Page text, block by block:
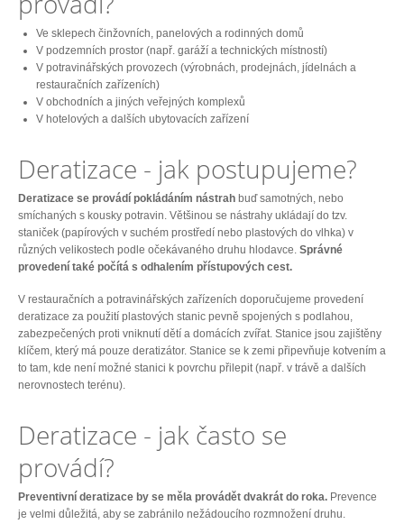
Ve sklepech činžovních, panelových a rodinných domů
V podzemních prostor (např. garáží a technických místností)
V potravinářských provozech (výrobnách, prodejnách, jídelnách a
restauračních zařízeních)
V obchodních a jiných veřejných komplexů
V hotelových a dalších ubytovacích zařízení
Deratizace - jak postupujeme?
Deratizace se provádí pokládáním nástrah buď samotných, nebo
smíchaných s kousky potravin. Většinou se nástrahy ukládají do tzv.
staniček (papírových v suchém prostředí nebo plastových do vlhka) v
různých velikostech podle očekávaného druhu hlodavce. Správné
provedení také počítá s odhalením přístupových cest.
V restauračních a potravinářských zařízeních doporučujeme provedení
deratizace za použití plastových stanic pevně spojených s podlahou,
zabezpečených proti vniknutí dětí a domácích zvířat. Stanice jsou zajištěny
klíčem, který má pouze deratizátor. Stanice se k zemi připevňuje kotvením a
to tam, kde není možné stanici k povrchu přilepit (např. v trávě a dalších
nerovnostech terénu).
Deratizace - jak často se
provádí?
Preventivní deratizace by se měla provádět dvakrát do roka. Prevence
je velmi důležitá, aby se zabránilo nežádoucího rozmnožení druhu.